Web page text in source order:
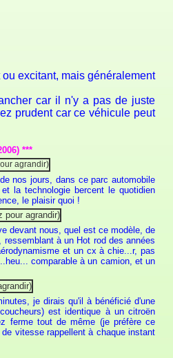
excitant, mais généralement
car il n'y a pas de juste
prudent car ce véhicule peut
***
nos jours, dans ce parc automobile
la technologie bercent le quotidien
le plaisir quoi !
devant nous, quel est ce modèle, de
à un Hot rod des années
et un cx à chie...r, pas
comparable à un camion, et un
je dirais qu'il à bénéficié d'une
est identique à un citroën
ferme tout de même (je préfère ce
vitesse rappellent à chaque instant